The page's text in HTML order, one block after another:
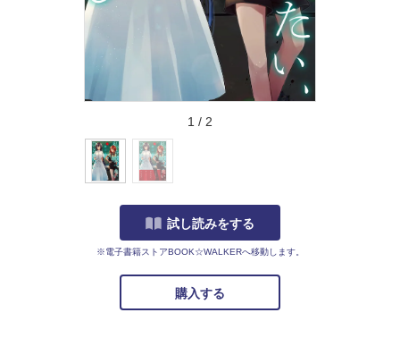
1 / 2
試し読みをする
※電子書籍ストアBOOK☆WALKERへ移動します。
購入する